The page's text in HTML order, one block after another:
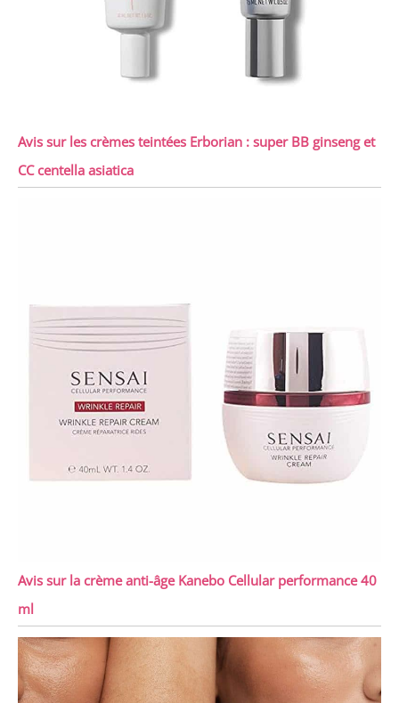
Avis sur les crèmes teintées Erborian : super BB ginseng et
CC centella asiatica
Avis sur la crème anti-âge Kanebo Cellular performance 40
ml